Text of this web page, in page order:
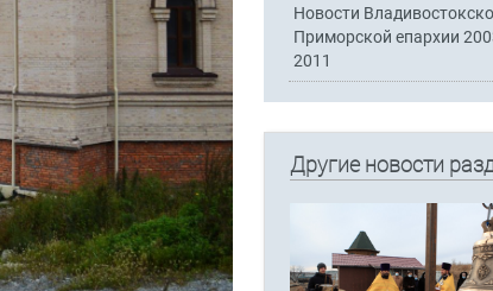
Новости
Приморской епархии
2011
Другие новости